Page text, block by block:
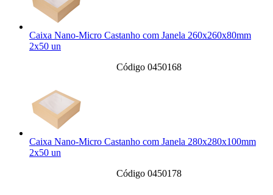
Caixa Nano-Micro Castanho com Janela 260x260x80mm
2x50 un
Código 0450168
Caixa Nano-Micro Castanho com Janela 280x280x100mm
2x50 un
Código 0450178